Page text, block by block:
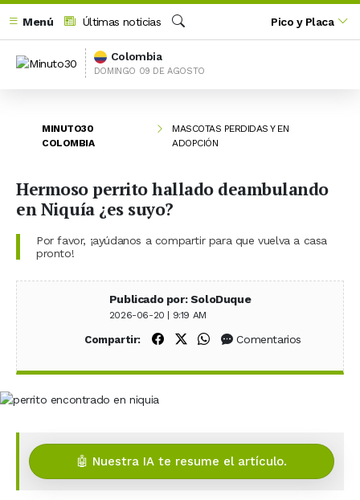
Menú
Últimas noticias
Buscar
Pico y Placa
Colombia
DOMINGO 09 DE AGOSTO
MINUTO30
COLOMBIA
MASCOTAS PERDIDAS Y EN
ADOPCIÓN
Hermoso perrito hallado deambulando
en Niquía ¿es suyo?
Por favor, ¡ayúdanos a compartir para que vuelva a casa
pronto!
Publicado por: SoloDuque
2026-06-20 | 9:19 AM
Compartir: Compartir en Facebook
Compartir en X (Twitter)
Compartir en WhatsApp
Comentarios
🤖 Nuestra IA te resume el artículo.